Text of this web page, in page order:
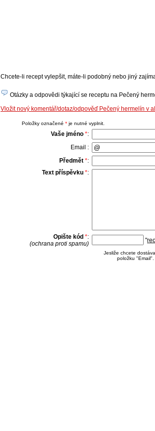
Chcete-li recept vylepšit, máte-li podobný nebo jiný
Otázky a odpovědi týkající se receptu na Pečený
Vložit nový komentář/dotaz/odpověď Pečený hermelín v
Položky označené * je nutné vyplnit.
Vaše jméno *:
Email :
Předmět *:
Text příspěvku *:
Opište kód *:
(ochrana proti spamu)
"
Jesliže chcete
položku